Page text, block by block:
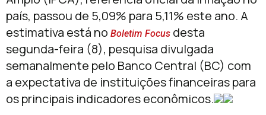
país, passou de 5,09% para 5,11% este ano. A
estimativa está no Boletim Focus desta
segunda-feira (8), pesquisa divulgada
semanalmente pelo Banco Central (BC) com
a expectativa de instituições financeiras para
os principais indicadores econômicos.